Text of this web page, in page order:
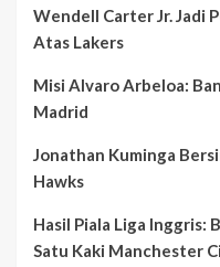
Wendell Carter Jr. Jadi
Atas Lakers
Misi Alvaro Arbeloa:
Madrid
Jonathan Kuminga
Hawks
Hasil Piala Liga Inggris:
Satu Kaki Manchester